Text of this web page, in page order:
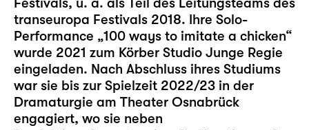
transeuropa Festivals 2018. Ihre Solo-
Performance „100 ways to imitate a chicken“
wurde 2021 zum Körber Studio Junge Regie
eingeladen. Nach Abschluss ihres Studiums
war sie bis zur Spielzeit 2022/23 in der
Dramaturgie am Theater Osnabrück
engagiert, wo sie neben